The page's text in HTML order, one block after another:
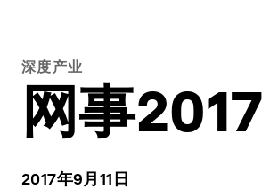
深度产业
网事
2017年9月11日